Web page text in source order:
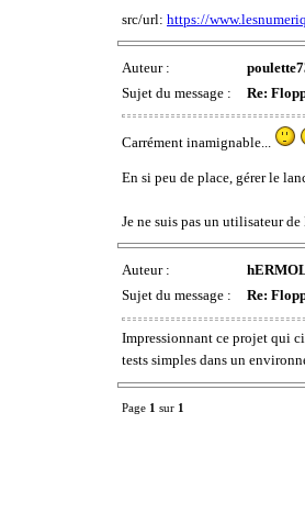
src/url: https://
Auteur :
Sujet du message :
Re:
Carrément inamignable...
En si peu de place, gérer le
Je ne suis pas un utilisateur
Auteur :
Sujet du message :
Re:
Impressionnant ce projet qui
tests simples dans un
Page 1 sur 1